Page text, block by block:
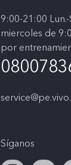
9:00-21:00
miercoles de
por
Síganos